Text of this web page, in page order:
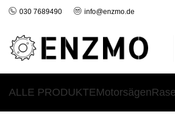
030 7689490 info@enzmo.de
ALLE PRODUKTEMotorsägen